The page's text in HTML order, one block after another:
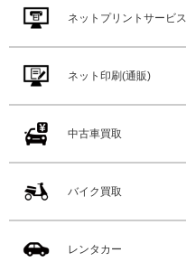
ネットプリントサービス
ネット印刷(通販)
中古車買取
バイク買取
レンタカー